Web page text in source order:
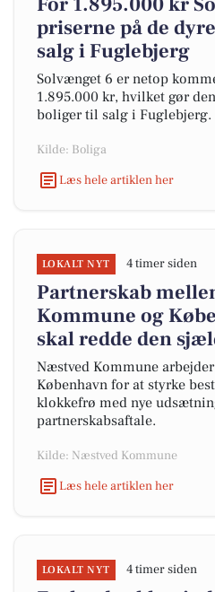
priserne på de
salg i Fuglebjerg
Solvænget 6 er netop
1.895.000 kr, hvilket gør
boliger til salg i Fuglebjerg.
Kilde: Boliga
Læs hele artiklen her
LOKALT NYT 4 timer siden
Partnerskab
Kommune og
skal redde den
Næstved Kommune
København for at styrke
klokkefrø med nye
partnerskabsaftale.
Kilde: Næstved Kommune
Læs hele artiklen her
LOKALT NYT 4 timer siden